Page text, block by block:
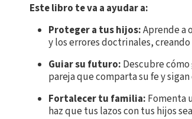
Este libro te va a ayudar a:
Proteger a tus hijos:Aprende a
y los errores doctrinales,
Guiar su futuro: Descubre
pareja que comparta su fe y
Fortalecer tu familia: Fomenta
haz que tus lazos con tus hijos